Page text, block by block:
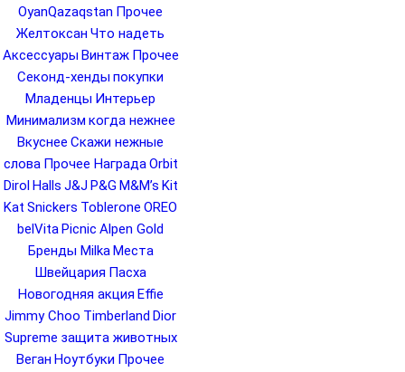
OyanQazaqstan Прочее
Желтоксан Что надеть
Аксессуары Винтаж Прочее
Секонд-хенды покупки
Младенцы Интерьер
Минимализм когда нежнее
Вкуснее Скажи нежные
слова Прочее НаградаOrbit
Dirol Halls J&J P&G M&M’s Kit
Kat Snickers Toblerone OREO
belVita Picnic Alpen Gold
Бренды Milka Места
Швейцария Пасха
Новогодняя акция Effie
Jimmy Choo Timberland Dior
Supreme защита животных
Веган Ноутбуки Прочее